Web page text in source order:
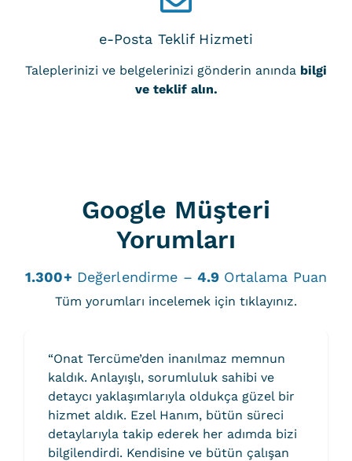
e-Posta Teklif Hizmeti
Taleplerinizi ve belgelerinizi gönderin anında bilgi
ve teklif alın.
Google Müşteri
Yorumları
1.300+ Değerlendirme – 4.9 Ortalama Puan
Tüm yorumları incelemek için tıklayınız.
“Onat Tercüme’den inanılmaz memnun
kaldık. Anlayışlı, sorumluluk sahibi ve
detaycı yaklaşımlarıyla oldukça güzel bir
hizmet aldık. Ezel Hanım, bütün süreci
detaylarıyla takip ederek her adımda bizi
bilgilendirdi. Kendisine ve bütün çalışan